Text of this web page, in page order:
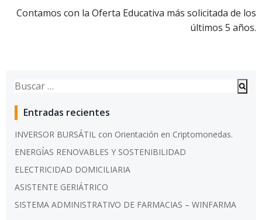
Contamos con la Oferta Educativa más solicitada de los
últimos 5 años.
Buscar:
Entradas recientes
INVERSOR BURSÁTIL con Orientación en Criptomonedas.
ENERGÍAS RENOVABLES Y SOSTENIBILIDAD
ELECTRICIDAD DOMICILIARIA
ASISTENTE GERIÁTRICO
SISTEMA ADMINISTRATIVO DE FARMACIAS – WINFARMA